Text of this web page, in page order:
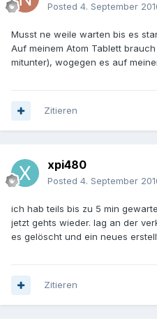
Posted 4. September
Musst ne weile warten bis es
Auf meinem Atom Tablett
mitunter), wogegen es auf
Zitieren
xpi480
Posted 4. September
ich hab teils bis zu 5 min
jetzt gehts wieder. lag an der
es gelöscht und ein neues
Zitieren